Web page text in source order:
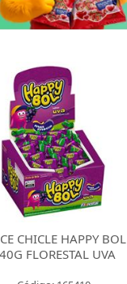
DOCE BALA GOMA 35G
FLORESTAL BANANAS